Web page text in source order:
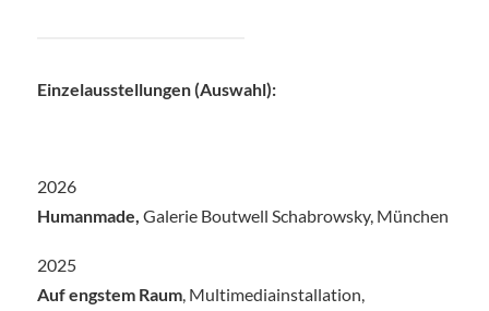
Einzelausstellungen (Auswahl):
2026
Humanmade, Galerie Boutwell Schabrowsky, München
2025
Auf engstem Raum, Multimediainstallation,